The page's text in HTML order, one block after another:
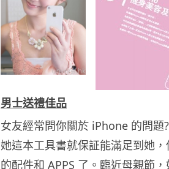
男士送禮佳品
女友經常問你關於 iPhone 的問
她這本工具書就保証能滿足到她
的配件和 APPS 了。臨近母親節